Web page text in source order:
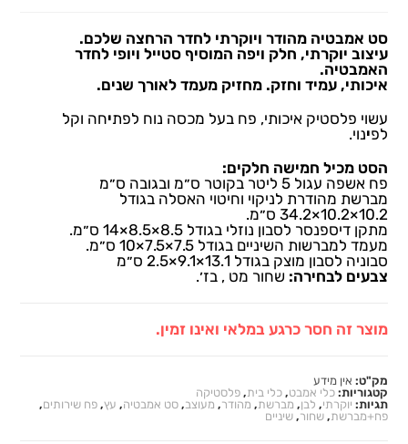
סט אמבטיה מהודר ויוקרתי לחדר הרחצה שלכם.
עיצוב יוקרתי, חלק ויפה המוסיף סטייל ויופי לחדר
האמבטיה.
איכותי, עמיד וחזק. מחזיק מעמד לאורך שנים.
עשוי פלסטיק איכותי, פח בעל מכסה נוח לפתיחה וקל
לפינוי.
הסט מכיל חמישה חלקים:
פח אשפה עגול 5 ליטר בקוטר ס״מ ובגובה ס״מ
מברשת מהודרת לניקוי וחיטוי האסלה בגודל
10.2×10.2×34.2 ס״מ.
מתקן דיספנסר לסבון נוזלי בגודל 8.5×8.5×14 ס״מ.
מעמד למברשות השיניים בגודל 7.5×7.5×10 ס״מ.
סבוניה לסבון מוצק בגודל 13.1×9.1×2.5 ס״מ
צבעים לבחירה: שחור מט , בז׳.
מוצר זה חסר כרגע במלאי ואינו זמין.
מק"ט: אין מידע
קטגוריות:כלי אמבט,כלי בית,פלסטיקה
תגיות: יוקרתי, לבן, מברשת, מהודר, מעוצב,סט אמבטיה, עץ,פח שירותים,
פח+מברשת,שחור,שיניים